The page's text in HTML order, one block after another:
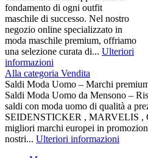
fondamento di ogni outfit
maschile di successo. Nel nostro
negozio online specializzato in
moda maschile premium, offriamo
una selezione curata di... Ulteriori
informazioni
Alla categoria Vendita
Saldi Moda Uomo – Marchi
Saldi Moda Uomo da Mensono –
saldi con moda uomo di qualità a
SEIDENSTICKER , MARVELIS
migliori marchi europei in
nostri... Ulteriori informazioni